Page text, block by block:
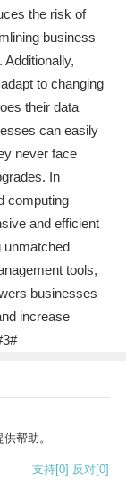
the risk of
business
to changing
their data
can easily
never face
In
computing
and efficient
unmatched
tools,
businesses
increase
帮助。
支持[0] 反对[0]